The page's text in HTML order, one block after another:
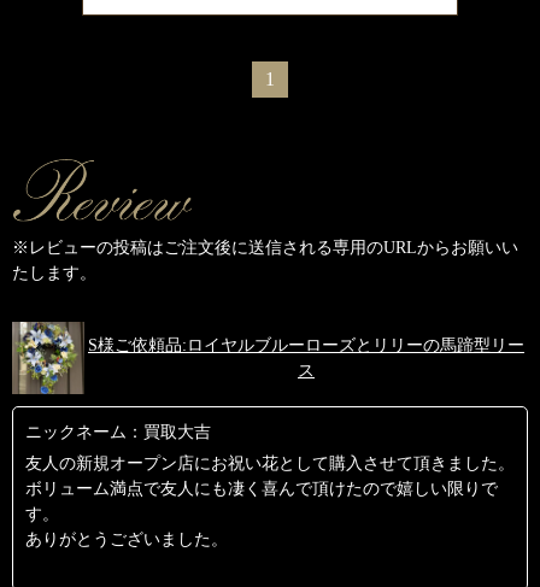
1
※レビューの投稿はご注文後に送信される専用のURLからお願いい
たします。
S様ご依頼品:ロイヤルブルーローズとリリーの馬蹄型リー
ス
ニックネーム：買取大吉
友人の新規オープン店にお祝い花として購入させて頂きました。
ボリューム満点で友人にも凄く喜んで頂けたので嬉しい限りで
す。
ありがとうございました。